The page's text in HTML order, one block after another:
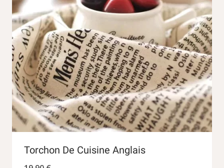
Torchon De Cuisine Anglais